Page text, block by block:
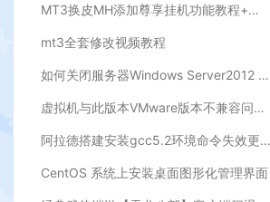
MT3换皮MH添加尊享挂机功能教程+添加挂机地图刷怪教程+视频教程
mt3全套修改视频教程
如何关闭服务器Windows Server2012 自带的杀毒程序
虚拟机与此版本VMware版本不兼容问题的解决方法
阿拉德搭建安装gcc5.2环境命令失效更新
CentOS 系统上安装桌面图形化管理界面